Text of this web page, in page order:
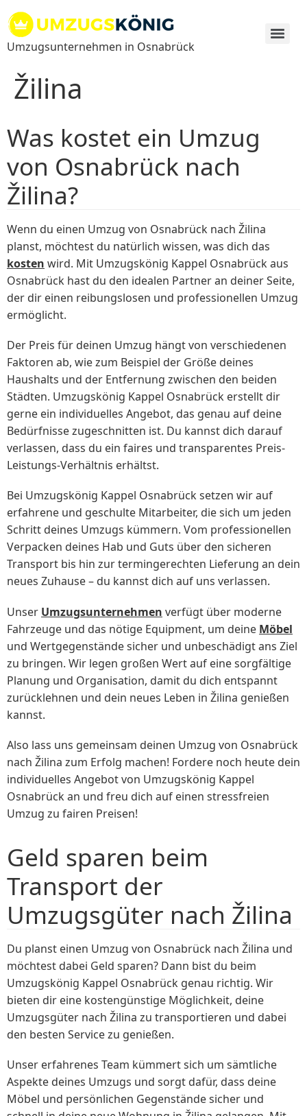
Inhalt
springen
Umzugsunternehmen in Osnabrück
Žilina
Was kostet ein Umzug
von Osnabrück nach
Žilina?
Wenn du einen Umzug von Osnabrück nach Žilina
planst, möchtest du natürlich wissen, was dich das
kosten wird. Mit Umzugskönig Kappel Osnabrück aus
Osnabrück hast du den idealen Partner an deiner Seite,
der dir einen reibungslosen und professionellen Umzug
ermöglicht.
Der Preis für deinen Umzug hängt von verschiedenen
Faktoren ab, wie zum Beispiel der Größe deines
Haushalts und der Entfernung zwischen den beiden
Städten. Umzugskönig Kappel Osnabrück erstellt dir
gerne ein individuelles Angebot, das genau auf deine
Bedürfnisse zugeschnitten ist. Du kannst dich darauf
verlassen, dass du ein faires und transparentes Preis-
Leistungs-Verhältnis erhältst.
Bei Umzugskönig Kappel Osnabrück setzen wir auf
erfahrene und geschulte Mitarbeiter, die sich um jeden
Schritt deines Umzugs kümmern. Vom professionellen
Verpacken deines Hab und Guts über den sicheren
Transport bis hin zur termingerechten Lieferung an dein
neues Zuhause – du kannst dich auf uns verlassen.
Unser Umzugsunternehmen verfügt über moderne
Fahrzeuge und das nötige Equipment, um deine Möbel
und Wertgegenstände sicher und unbeschädigt ans Ziel
zu bringen. Wir legen großen Wert auf eine sorgfältige
Planung und Organisation, damit du dich entspannt
zurücklehnen und dein neues Leben in Žilina genießen
kannst.
Also lass uns gemeinsam deinen Umzug von Osnabrück
nach Žilina zum Erfolg machen! Fordere noch heute dein
individuelles Angebot von Umzugskönig Kappel
Osnabrück an und freu dich auf einen stressfreien
Umzug zu fairen Preisen!
Geld sparen beim
Transport der
Umzugsgüter nach Žilina
Du planst einen Umzug von Osnabrück nach Žilina und
möchtest dabei Geld sparen? Dann bist du beim
Umzugskönig Kappel Osnabrück genau richtig. Wir
bieten dir eine kostengünstige Möglichkeit, deine
Umzugsgüter nach Žilina zu transportieren und dabei
den besten Service zu genießen.
Unser erfahrenes Team kümmert sich um sämtliche
Aspekte deines Umzugs und sorgt dafür, dass deine
Möbel und persönlichen Gegenstände sicher und